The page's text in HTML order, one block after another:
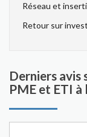
Réseau et
Retour sur
Derniers avis
PME et ETI